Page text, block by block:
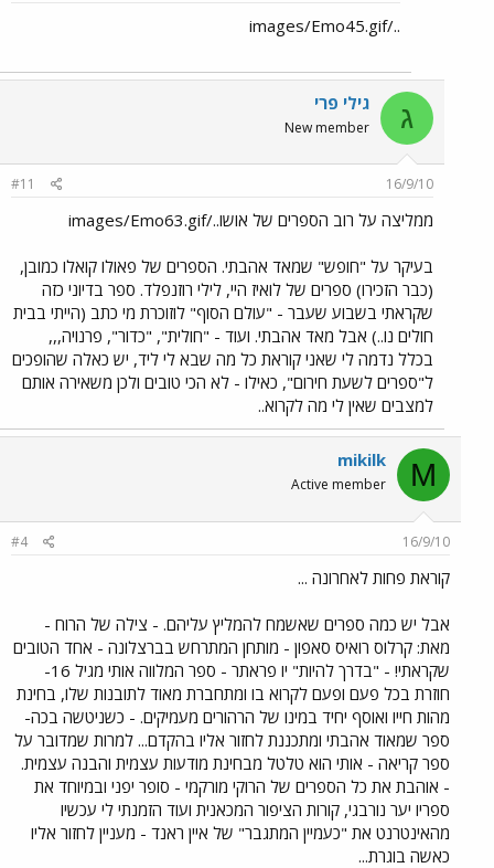
../images/Emo45.gif
ג גילי פרי
New member
16/9/10
#11
ממליצה על רוב הספרים של אושו../images/Emo63.gif
בעיקר על "חופש" שמאד אהבתי. הספרים של פאולו קואלו כמובן,
(כבר הזכירו) ספרים של לואיז היי, לילי רוזנפלד. ספר בדיוני כזה
שקראתי בשבוע שעבר - "עולם הסוף" לוזוכרת מי כתב (הייתי בבית
חולים נו..) אבל מאד אהבתי. ועוד - "חולית", "כדור", פרנויה,,,
בכלל נדמה לי שאני קוראת כל מה שבא לי ליד, יש כאלה שהופכים
ל"ספרים לשעת חירום", כאילו - לא הכי טובים ולכן משאירה אותם
למצבים שאין לי מה לקרוא..
M
mikilk
Active member
16/9/10
#4
קוראת פחות לאחרונה ...
אבל יש כמה ספרים שאשמח להמליץ עליהם. - צילה של הרוח -
מאת: קרלוס רואיס סאפון - מותחן המתרחש בברצלונה - אחד הטובים
שקראתי! - "בדרך להיות" יו פראתר - ספר המלווה אותי מגיל 16-
חוזרת בכל פעם ופעם לקרוא בו ומתחברת מאוד לתובנות שלו, בחינת
מהות חייו ואוסף יחיד במינו של הרהורים מעמיקים. - כשניטשה בכה-
ספר שמאוד אהבתי ומתכננת לחזור אליו בהקדם... למרות שמדובר על
ספר קריאה - אותי הוא טלטל מבחינת מודעות עצמית והבנה עצמית.
- אוהבת את כל הספרים של הרוקי מורקמי - סופר יפני ובמיוחד את
ספריו יער נורבגי, קורות הציפור המכאנית ועוד הזמנתי לי עכשיו
מהאינטרנט את "כעמיין המתגבר" של איין ראנד - מעניין לחזור אליו
כאשה בוגרת...